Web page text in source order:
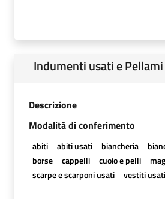
Indumenti usati e Pellami
Descrizione
Modalità di conferimento
abiti abiti usati biancheria
borse
cappelli cuoio e pelli
scarpe e scarponi usati
vestiti usati